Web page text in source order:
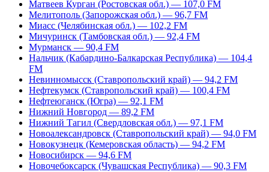
Матвеев Курган (Ростовская обл.) — 107,0 FM
Мелитополь (Запорожская обл.) — 96,7 FM
Миасс (Челябинская обл.) — 102,2 FM
Мичуринск (Тамбовская обл.) — 92,4 FM
Мурманск — 90,4 FM
Нальчик (Кабардино-Балкарская Республика) — 104,4
FM
Невинномысск (Ставропольский край) — 94,2 FM
Нефтекумск (Ставропольский край) — 100,4 FM
Нефтеюганск (Югра) — 92,1 FM
Нижний Новгород — 89,2 FM
Нижний Тагил (Свердловская обл.) — 97,1 FM
Новоалександровск (Ставропольский край) — 94,0 FM
Новокузнецк (Кемеровская область) — 94,2 FM
Новосибирск — 94,6 FM
Новочебоксарск (Чувашская Республика) — 90,3 FM